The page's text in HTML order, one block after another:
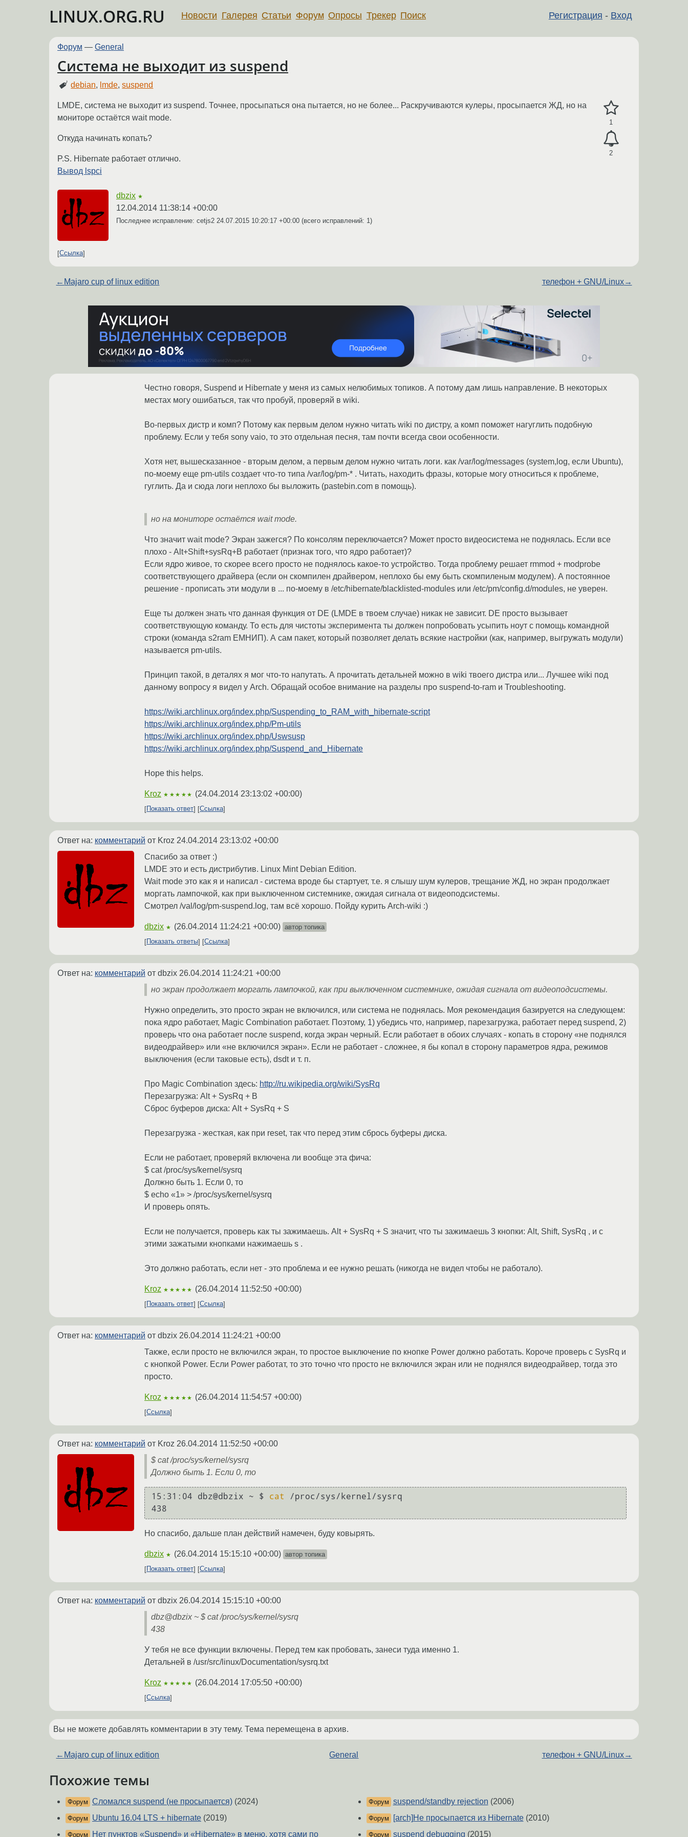
LINUX.ORG.RU Регистрация - Вход
Новости Галерея Статьи Форум Опросы Трекер Поиск
Форум — General
Система не выходит из suspend
debian, lmde,suspend
1
2
LMDE, система не выходит из suspend. Точнее, просыпаться она пытается, но не более... Раскручиваются кулеры, просыпается ЖД, но на
мониторе остаётся wait mode.
Откуда начинать копать?
P.S. Hibernate работает отлично.
Вывод lspci
dbzix ★
12.04.2014 11:38:14 +00:00
Последнее исправление: cetjs2 24.07.2015 10:20:17 +00:00 (всего исправлений: 1)
Ссылка
← Majaro cup of linux edition телефон + GNU/Linux→
Честно говоря, Suspend и Hibernate у меня из самых нелюбимых топиков. А потому дам лишь направление. В некоторых
местах могу ошибаться, так что пробуй, проверяй в wiki.
Во-первых дистр и комп? Потому как первым делом нужно читать wiki по дистру, а комп поможет нагуглить подобную
проблему. Если у тебя sony vaio, то это отдельная песня, там почти всегда свои особенности.
Хотя нет, вышесказанное - вторым делом, а первым делом нужно читать логи. как /var/log/messages (system,log, если Ubuntu),
по-моему еще pm-utils создает что-то типа /var/log/pm-* . Читать, находить фразы, которые могу относиться к проблеме,
гуглить. Да и сюда логи неплохо бы выложить (pastebin.com в помощь).
но на мониторе остаётся wait mode.
Что значит wait mode? Экран зажегся? По консолям переключается? Может просто видеосистема не поднялась. Если все
плохо - Alt+Shift+sysRq+B работает (признак того, что ядро работает)?
Если ядро живое, то скорее всего просто не поднялось какое-то устройство. Тогда проблему решает rmmod + modprobe
соответствующего драйвера (если он скомпилен драйвером, неплохо бы ему быть скомпиленым модулем). А постоянное
решение - прописать эти модули в ... по-моему в /etc/hibernate/blacklisted-modules или /etc/pm/config.d/modules, не уверен.
Еще ты должен знать что данная функция от DE (LMDE в твоем случае) никак не зависит. DE просто вызывает
соответствующую команду. То есть для чистоты эксперимента ты должен попробовать усыпить ноут с помощь командной
строки (команда s2ram ЕМНИП). А сам пакет, который позволяет делать всякие настройки (как, например, выгружать модули)
называется pm-utils.
Принцип такой, в деталях я мог что-то напутать. А прочитать детальней можно в wiki твоего дистра или... Лучшее wiki под
данному вопросу я видел у Arch. Обращай особое внимание на разделы про suspend-to-ram и Troubleshooting.
https://wiki.archlinux.org/index.php/Suspending_to_RAM_with_hibernate-script
https://wiki.archlinux.org/index.php/Pm-utils
https://wiki.archlinux.org/index.php/Uswsusp
https://wiki.archlinux.org/index.php/Suspend_and_Hibernate
Hope this helps.
Kroz ★★★★★ (24.04.2014 23:13:02 +00:00)
Показать ответ Ссылка
Ответ на: комментарий от Kroz 24.04.2014 23:13:02 +00:00
Спасибо за ответ :)
LMDE это и есть дистрибутив. Linux Mint Debian Edition.
Wait mode это как я и написал - система вроде бы стартует, т.е. я слышу шум кулеров, трещание ЖД, но экран продолжает
моргать лампочкой, как при выключенном системнике, ожидая сигнала от видеоподсистемы.
Смотрел /val/log/pm-suspend.log, там всё хорошо. Пойду курить Arch-wiki :)
dbzix ★ (26.04.2014 11:24:21 +00:00) автор топика
Показать ответы
Ссылка
Ответ на: комментарий от dbzix 26.04.2014 11:24:21 +00:00
но экран продолжает моргать лампочкой, как при выключенном системнике, ожидая сигнала от видеоподсистемы.
Нужно определить, это просто экран не включился, или система не поднялась. Моя рекомендация базируется на следующем:
пока ядро работает, Magic Combination работает. Поэтому, 1) убедись что, например, парезагрузка, работает перед suspend, 2)
проверь что она работает после suspend, когда экран черный. Если работает в обоих случаях - копать в сторону «не поднялся
видеодрайвер» или «не включился экран». Если не работает - сложнее, я бы копал в сторону параметров ядра, режимов
выключения (если таковые есть), dsdt и т. п.
Про Magic Combination здесь: http://ru.wikipedia.org/wiki/SysRq
Перезагрузка: Alt + SysRq + B
Сброс буферов диска: Alt + SysRq + S
Перезагрузка - жесткая, как при reset, так что перед этим сбрось буферы диска.
Если не работает, проверяй включена ли вообще эта фича:
$ cat /proc/sys/kernel/sysrq
Должно быть 1. Если 0, то
$ echo «1» > /proc/sys/kernel/sysrq
И проверь опять.
Если не получается, проверь как ты зажимаешь. Alt + SysRq + S значит, что ты зажимаешь 3 кнопки: Alt, Shift, SysRq , и с
этими зажатыми кнопками нажимаешь s .
Это должно работать, если нет - это проблема и ее нужно решать (никогда не видел чтобы не работало).
Kroz ★★★★★ (26.04.2014 11:52:50 +00:00)
Показать ответ Ссылка
Ответ на: комментарий от dbzix 26.04.2014 11:24:21 +00:00
Также, если просто не включился экран, то простое выключение по кнопке Pоwer должно работать. Короче проверь с SysRq и
с кнопкой Power. Если Power работат, то это точно что просто не включился экран или не поднялся видеодрайвер, тогда это
просто.
Kroz ★★★★★ (26.04.2014 11:54:57 +00:00)
Ссылка
Ответ на: комментарий от Kroz 26.04.2014 11:52:50 +00:00
$ cat /proc/sys/kernel/sysrq
Должно быть 1. Если 0, то
15:31:04 dbz@dbzix ~ $ cat
/proc/sys/kernel/sysrq
Но спасибо, дальше план действий намечен, буду ковырять.
dbzix ★ (26.04.2014 15:15:10 +00:00) автор топика
Показать ответ
Ссылка
Ответ на: комментарий от dbzix 26.04.2014 15:15:10 +00:00
dbz@dbzix ~ $ cat /proc/sys/kernel/sysrq
438
У тебя не все функции включены. Перед тем как пробовать, занеси туда именно 1.
Детальней в /usr/src/linux/Documentation/sysrq.txt
Kroz ★★★★★ (26.04.2014 17:05:50 +00:00)
Ссылка
Вы не можете добавлять комментарии в эту тему. Тема перемещена в архив.
← Majaro cup of linux edition General телефон + GNU/Linux→
Похожие темы
Форум Сломался suspend (не просыпается) (2024)
Форум Ubuntu 16.04 LTS + hibernate (2019)
Форум Нет пунктов «Suspend» и «Hibernate» в меню, хотя сами по
Форум suspend/standby rejection (2006)
Форум [arch]Не просыпается из Hibernate(2010)
Форум suspend debugging (2015)